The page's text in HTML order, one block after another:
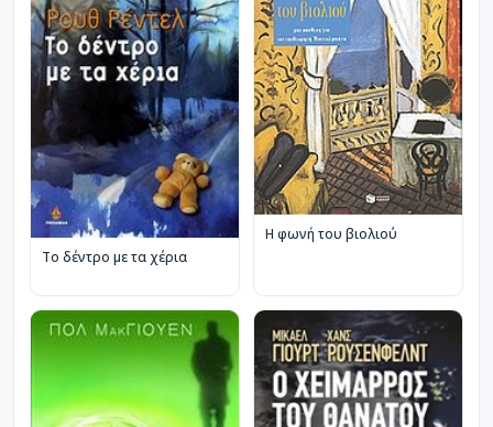
Το δέντρο με τα χέρια
Η φωνή του βιολιού